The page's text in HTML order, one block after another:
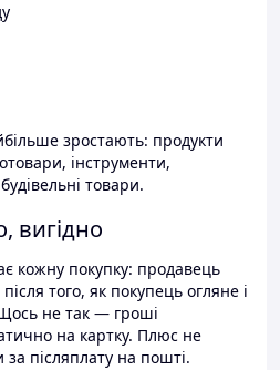
зростають: продукти
інструменти,
товари.
вигідно
кожну покупку: продавець
того, як покупець огляне і
не так — гроші
на картку. Плюс не
післяплату на пошті.